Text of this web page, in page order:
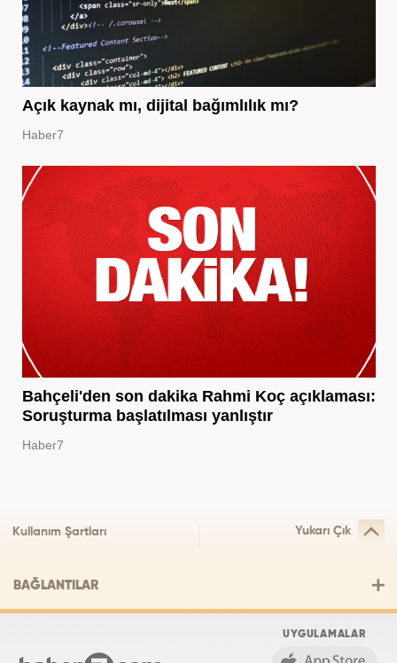
Açık kaynak mı, dijital bağımlılık mı?
Haber7
Bahçeli'den son dakika Rahmi Koç açıklaması:
Soruşturma başlatılması yanlıştır
Haber7
Kullanım Şartları Yukarı Çık
BAĞLANTILAR
UYGULAMALAR